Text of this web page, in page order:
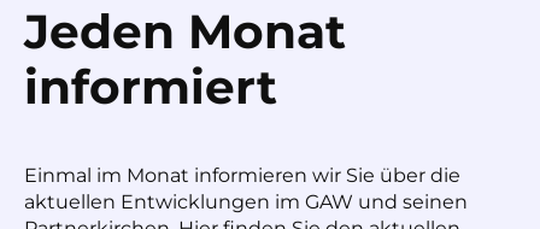
Jeden Monat
informiert
Einmal im Monat informieren wir Sie über die
aktuellen Entwicklungen im GAW und seinen